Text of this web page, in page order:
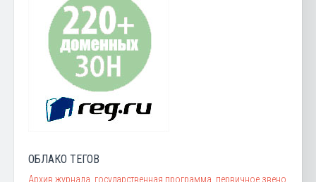
ОБЛАКО ТЕГОВ
Архив журнала государственная программа первичное звено